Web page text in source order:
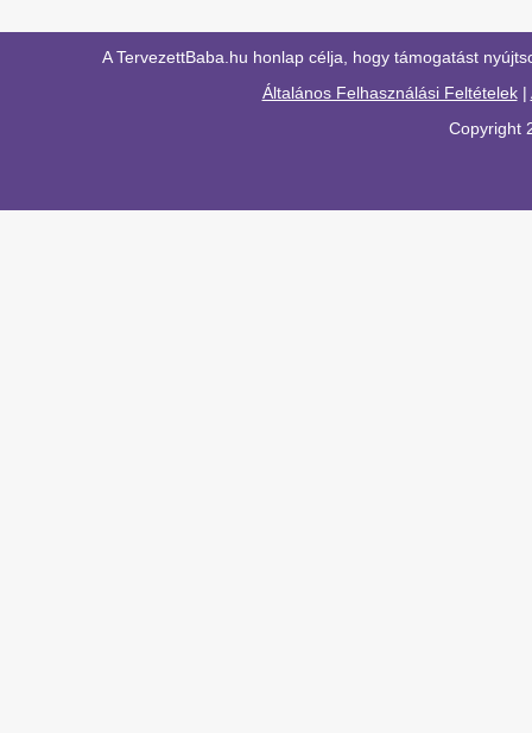
A TervezettBaba.hu honlap célja, hogy támogatást
Általános Felhasználási Feltételek|
Copyright